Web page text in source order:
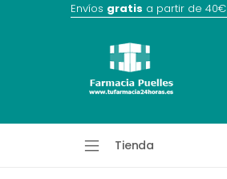
Envíos gratis a partir de 40€
Tienda